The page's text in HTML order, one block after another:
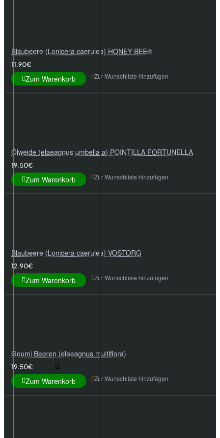
Blaubeere (Lonicera caerulea) HONEY BEE®
11.90€
Zum Warenkorb Zur Wunschliste hinzufügen
Ölweide (elaeagnus umbellata) POINTILLA FORTUNELLA
19.50€
Zum Warenkorb Zur Wunschliste hinzufügen
Blaubeere (Lonicera caerulea) VOSTORG
12.90€
Zum Warenkorb Zur Wunschliste hinzufügen
Goumi Beeren (elaeagnus multiflora)
19.50€
Zum Warenkorb Zur Wunschliste hinzufügen